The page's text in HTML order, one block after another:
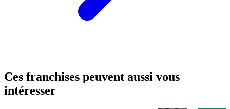
Ces franchises peuvent aussi vous
intéresser